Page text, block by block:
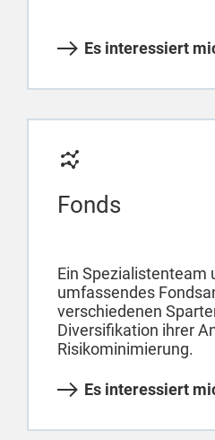
Es interessiert
Fonds
Ein Spezialistenteam
umfassendes
verschiedenen
Diversifikation ihrer
Risikominimierung.
Es interessiert